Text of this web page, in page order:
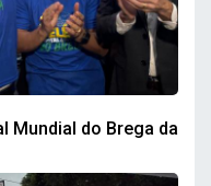
Mundial do Brega da